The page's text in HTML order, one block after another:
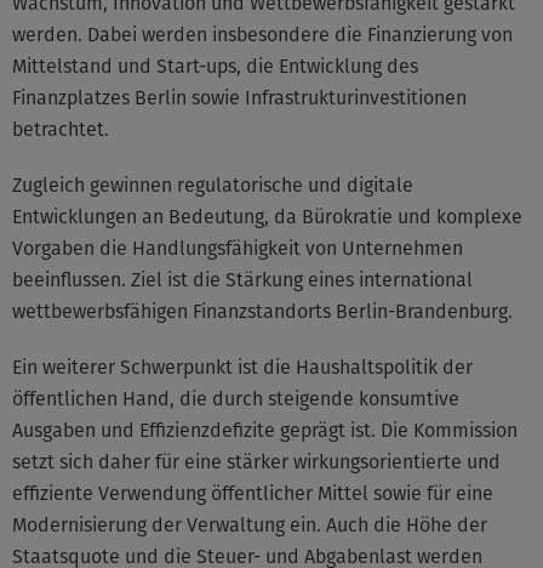
werden. Dabei werden insbesondere die Finanzierung von
Mittelstand und Start-ups, die Entwicklung des
Finanzplatzes Berlin sowie Infrastrukturinvestitionen
betrachtet.
Zugleich gewinnen regulatorische und digitale
Entwicklungen an Bedeutung, da Bürokratie und komplexe
Vorgaben die Handlungsfähigkeit von Unternehmen
beeinflussen. Ziel ist die Stärkung eines international
wettbewerbsfähigen Finanzstandorts Berlin-Brandenburg.
Ein weiterer Schwerpunkt ist die Haushaltspolitik der
öffentlichen Hand, die durch steigende konsumtive
Ausgaben und Effizienzdefizite geprägt ist. Die Kommission
setzt sich daher für eine stärker wirkungsorientierte und
effiziente Verwendung öffentlicher Mittel sowie für eine
Modernisierung der Verwaltung ein. Auch die Höhe der
Staatsquote und die Steuer- und Abgabenlast werden